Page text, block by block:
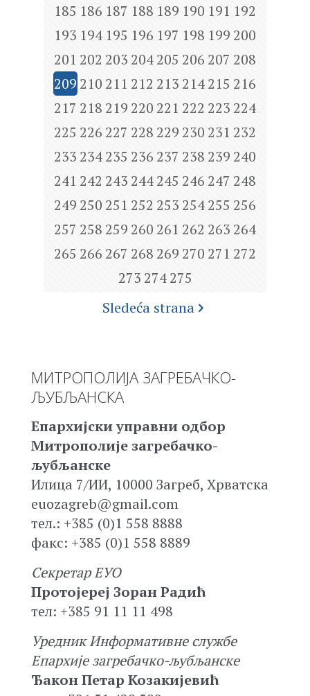
185 186 187 188 189 190 191 192
193 194 195 196 197 198 199 200
201 202 203 204205 206 207 208
209 210 211 212 213 214215 216
217 218 219 220 221 222 223 224
225 226 227 228 229 230 231 232
233 234235 236 237 238 239 240
241 242 243 244245 246 247 248
249 250 251 252 253 254255 256
257 258 259 260 261 262 263 264
265 266 267 268 269 270 271 272
273 274 275
Sledeća strana
МИТРОПОЛИЈА ЗАГРЕБАЧКО-
ЉУБЉАНСКА
Епархијски управни одбор
Митрополије загребачко-
љубљанске
Илица 7/ИИ, 10000 Загреб, Хрватска
euozagreb@gmail.com
тел.: +385 (0)1 558 8888
факс: +385 (0)1 558 8889
Секретар ЕУО
Протојереј Зоран Радић
тел: +385 91 11 11 498
Уредник Информативне службе
Епархије загребачко-љубљанске
Ђакон Петар Козакијевић